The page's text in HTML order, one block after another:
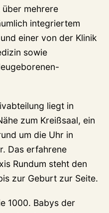
mehrere
integriertem
einer von der Klinik
sowie
liegt in
zum Kreißsaal, ein
um die Uhr in
Das erfahrene
Rundum steht den
zur Geburt zur Seite.
1000. Babys der